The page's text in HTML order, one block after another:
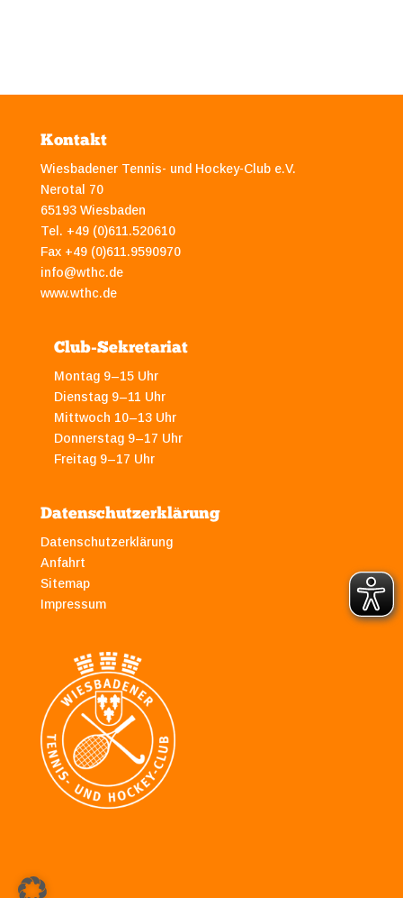
Kontakt
Wiesbadener Tennis- und Hockey-Club e.V.
Nerotal 70
65193 Wiesbaden
Tel. +49 (0)611.520610
Fax +49 (0)611.9590970
info@wthc.de
www.wthc.de
Club-Sekretariat
Montag 9–15 Uhr
Dienstag 9–11 Uhr
Mittwoch 10–13 Uhr
Donnerstag 9–17 Uhr
Freitag 9–17 Uhr
Datenschutzerklärung
Datenschutzerklärung
Anfahrt
Sitemap
Impressum